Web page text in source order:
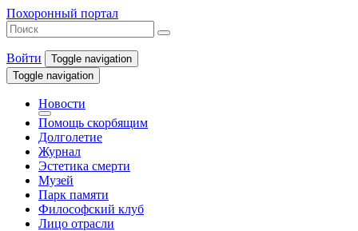
Похоронный портал
Войти
Toggle navigation
Toggle navigation
Новости
Помощь скорбящим
Долголетие
Журнал
Эстетика смерти
Музей
Парк памяти
Философский клуб
Лицо отрасли